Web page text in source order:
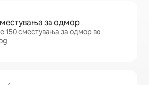
за одмор
150 сместувања за одмор во